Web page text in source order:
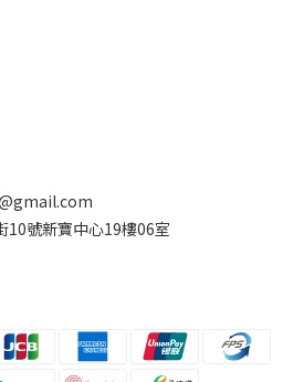
10號新寶中心19樓06室